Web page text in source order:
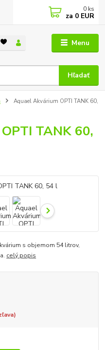
Menu
Hľadať
0 ks
za 0 EUR
Aquael Akvárium OPTI TANK 60,
TANK 60,
s objemom 54 litrov,
celý popis